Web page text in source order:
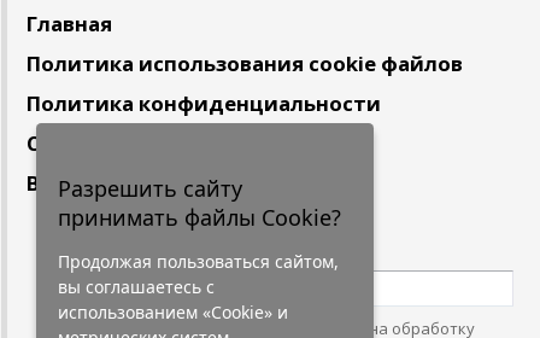
Главная
Политика использования cookie файлов
Политика конфиденциальности
Сотрудничество
Вакансии
Подпишитесь
Нажимая на кнопку, я даю согласие на обработку
Разрешить сайту
принимать файлы Cookie?
Продолжая пользоваться сайтом,
вы соглашаетесь с
использованием «Cookie» и